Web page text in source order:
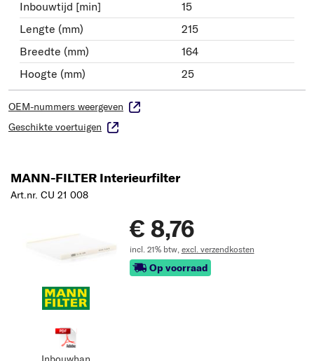
Inbouwtijd [min]
15
Lengte (mm)
215
Breedte (mm)
164
Hoogte (mm)
25
OEM-nummers weergeven
Geschikte voertuigen
MANN-FILTER Interieurfilter
Art.nr. CU 21 008
€ 8,76
incl. 21% btw, excl. verzendkosten
Op voorraad